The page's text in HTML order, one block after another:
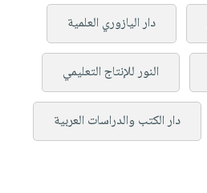
دار اليازوري العلمية
النور للإنتاج التعليمي
دار الكتب والدراسات العربية